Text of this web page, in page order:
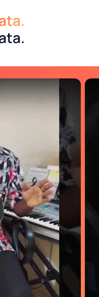
Ayo Adelaja testimonial